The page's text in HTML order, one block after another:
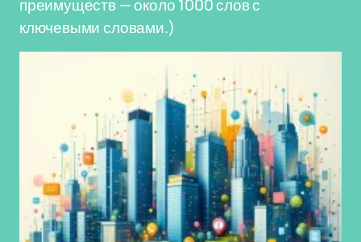
преимуществ — около 1000 слов с
ключевыми словами.)